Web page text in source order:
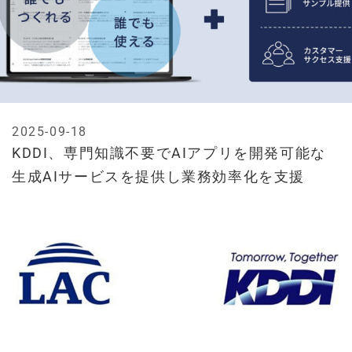
KDDI、専門知識不要でAIアプリを開発可能な
生成AIサービスを提供し業務効率化を支援
2025-09-18